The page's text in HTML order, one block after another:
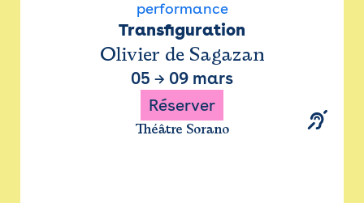
performance
Transfiguration
Olivier de Sagazan
05 → 09 mars
Réserver
Théâtre Sorano